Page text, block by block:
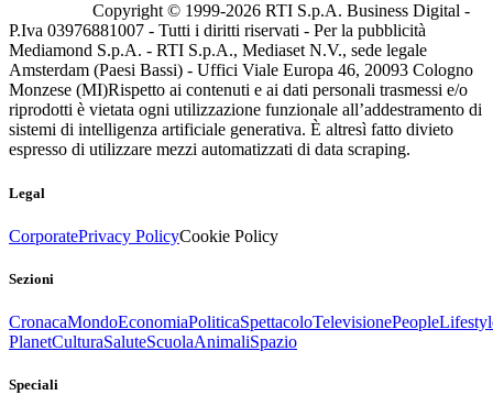
Copyright © 1999-2026 RTI S.p.A. Business Digital -
P.Iva 03976881007 - Tutti i diritti riservati - Per la pubblicità
Mediamond S.p.A. - RTI S.p.A., Mediaset N.V., sede legale
Amsterdam (Paesi Bassi) - Uffici Viale Europa 46, 20093 Cologno
Monzese (MI)Rispetto ai contenuti e ai dati personali trasmessi e/o
riprodotti è vietata ogni utilizzazione funzionale all’addestramento di
sistemi di intelligenza artificiale generativa. È altresì fatto divieto
espresso di utilizzare mezzi automatizzati di data scraping.
Legal
CorporatePrivacy PolicyCookie Policy
Sezioni
CronacaMondoEconomiaPoliticaSpettacoloTelevisionePeople
PlanetCulturaSaluteScuolaAnimaliSpazio
Speciali